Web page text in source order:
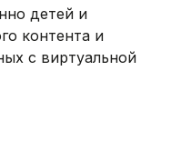
детей и
контента и
с виртуальной